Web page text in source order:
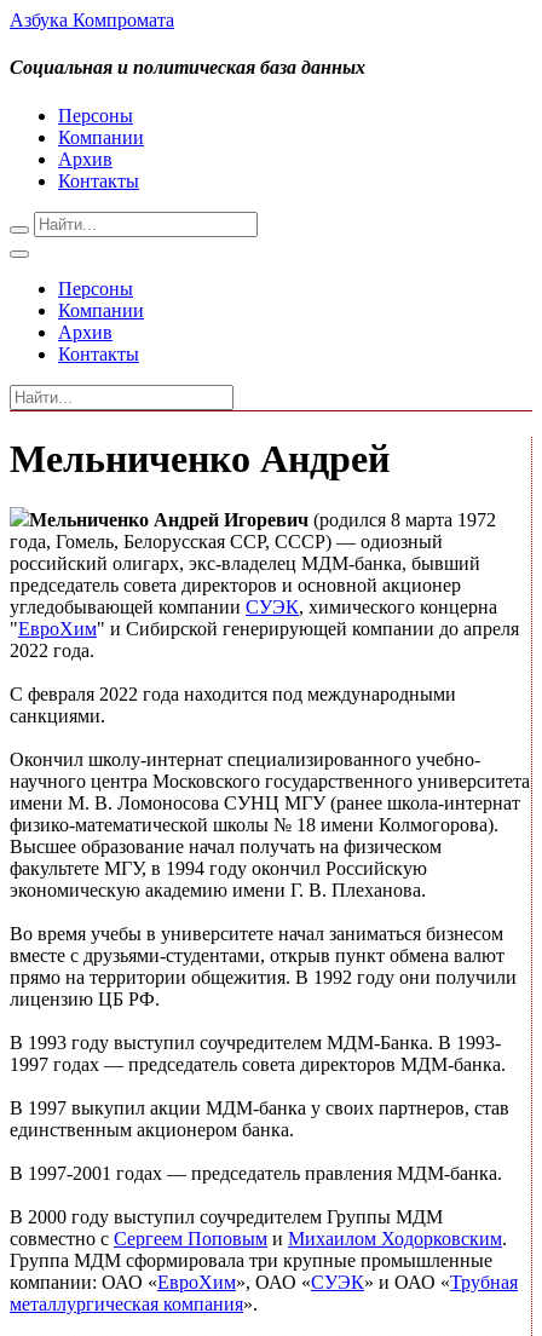
Азбука Компромата
Социальная и политическая база данных
Персоны
Компании
Архив
Контакты
Персоны
Компании
Архив
Контакты
Мельниченко Андрей
Мельниченко Андрей Игоревич (родился 8 марта 1972
года, Гомель, Белорусская ССР, СССР) — одиозный
российский олигарх, экс-владелец МДМ-банка, бывший
председатель совета директоров и основной акционер
угледобывающей компании СУЭК, химического концерна
"ЕвроХим" и Сибирской генерирующей компании до апреля
2022 года.
С февраля 2022 года находится под международными
санкциями.
Окончил школу-интернат специализированного учебно-
научного центра Московского государственного университета
имени М. В. Ломоносова СУНЦ МГУ (ранее школа-интернат
физико-математической школы № 18 имени Колмогорова).
Высшее образование начал получать на физическом
факультете МГУ, в 1994 году окончил Российскую
экономическую академию имени Г. В. Плеханова.
Во время учебы в университете начал заниматься бизнесом
вместе с друзьями-студентами, открыв пункт обмена валют
прямо на территории общежития. В 1992 году они получили
лицензию ЦБ РФ.
В 1993 году выступил соучредителем МДМ-Банка. В 1993-
1997 годах — председатель совета директоров МДМ-банка.
В 1997 выкупил акции МДМ-банка у своих партнеров, став
единственным акционером банка.
В 1997-2001 годах — председатель правления МДМ-банка.
В 2000 году выступил соучредителем Группы МДМ
совместно с Сергеем Поповым и Михаилом Ходорковским.
Группа МДМ сформировала три крупные промышленные
компании: ОАО «ЕвроХим», ОАО «СУЭК» и ОАО «Трубная
металлургическая компания».